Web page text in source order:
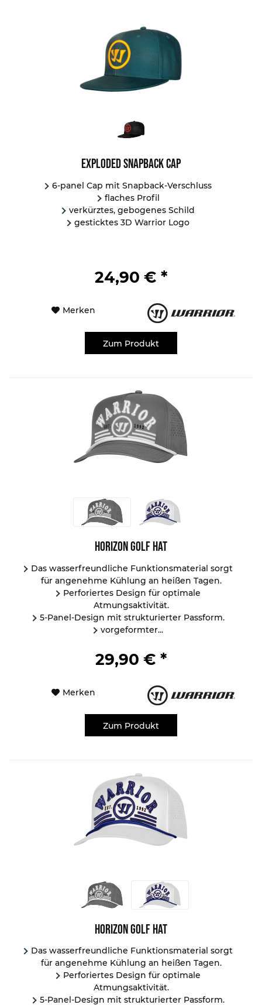
Exploded Snapback Cap
6-panel Cap mit Snapback-Verschluss
flaches Profil
verkürztes, gebogenes Schild
gesticktes 3D Warrior Logo
24,90 € *
Merken
Zum Produkt
Horizon Golf Hat
Das wasserfreundliche Funktionsmaterial sorgt
für angenehme Kühlung an heißen Tagen.
Perforiertes Design für optimale
Atmungsaktivität.
5-Panel-Design mit strukturierter Passform.
vorgeformter...
29,90 € *
Merken
Zum Produkt
Horizon Golf Hat
Das wasserfreundliche Funktionsmaterial sorgt
für angenehme Kühlung an heißen Tagen.
Perforiertes Design für optimale
Atmungsaktivität.
5-Panel-Design mit strukturierter Passform.